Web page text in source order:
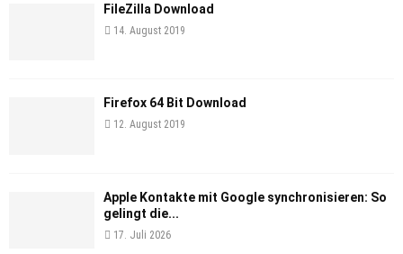
FileZilla Download
14. August 2019
Firefox 64 Bit Download
12. August 2019
Apple Kontakte mit Google synchronisieren: So
gelingt die...
17. Juli 2026